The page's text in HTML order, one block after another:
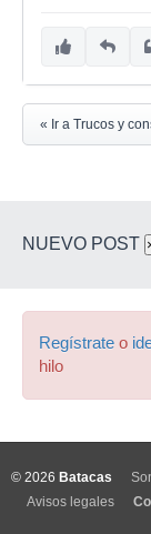
« Ir a Trucos y
NUEVO POST
Regístrate o
hilo
© 2026 Batacas
Avisos legales